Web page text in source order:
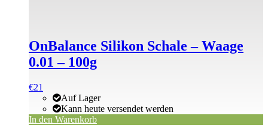
OnBalance Silikon Schale – Waage
0.01 – 100g
€21
Auf Lager
Kann heute versendet werden
In den Warenkorb